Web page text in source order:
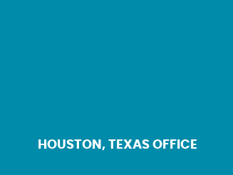
HOUSTON, TEXAS OFFICE